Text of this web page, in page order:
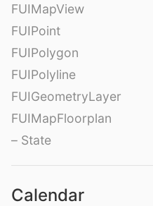
FUIMapView
FUIPoint
FUIPolygon
FUIPolyline
FUIGeometryLayer
FUIMapFloorplan
– State
Calendar